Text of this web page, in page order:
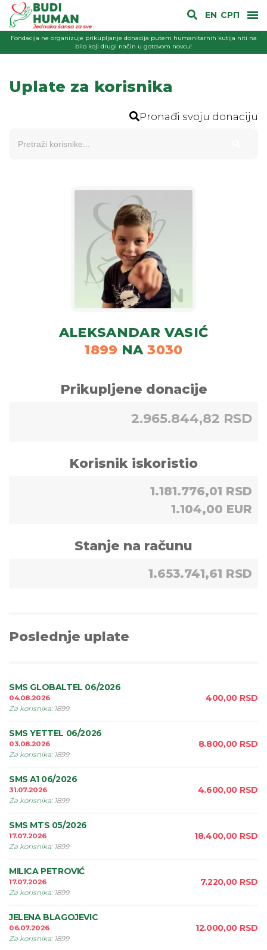
EN СРП
Fondacija ne organizuje prikupljanje donacija putem humanitarnih kutija niti na
bilo koji drugi način u gotovom novcu!
Uplate za korisnika
Pronađi svoju donaciju
ALEKSANDAR VASIĆ
1899 NA 3030
Prikupljene donacije
2.965.844,82 RSD
Korisnik iskoristio
1.181.776,01 RSD
1.104,00 EUR
Stanje na računu
1.653.741,61 RSD
Poslednje uplate
SMS GLOBALTEL 06/2026
04.08.2026
Za korisnika: 1899
400,00 RSD
SMS YETTEL 06/2026
03.08.2026
Za korisnika: 1899
8.800,00 RSD
SMS A1 06/2026
31.07.2026
Za korisnika: 1899
4.600,00 RSD
SMS MTS 05/2026
17.07.2026
Za korisnika: 1899
18.400,00 RSD
MILICA PETROVIĆ
17.07.2026
Za korisnika: 1899
7.220,00 RSD
JELENA BLAGOJEVIC
06.07.2026
Za korisnika: 1899
12.000,00 RSD